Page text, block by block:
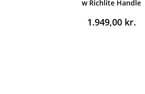
w Richlite Handle
1.949,00 kr.